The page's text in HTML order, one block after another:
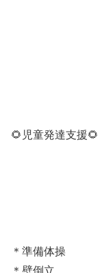
🌻児童発達支援🌻
＊準備体操